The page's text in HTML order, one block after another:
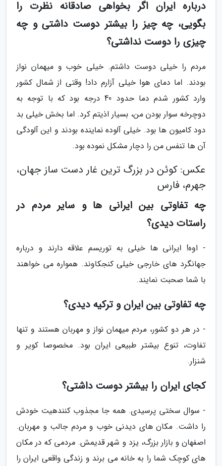
درباره ایران اگر بخواهی صادقانه نظرت را
بگویی، چه چیز را بیشتر دوست داشتی و چه
چیزی را دوست نداشتی؟
مردم را خیلی دوست داشتم. خیلی خوب و میهمان نواز
بودند. اما دمای هوا خیلی آزارم داد! وقتی از شمال کشور
وارد کشور شدم دما حدود 40 درجه بود که با توجه به
دوچرخه سوار بودن من، بسیار اذیتم کرد. اما بخش خیلی بد
دود کامیون ها بود. خیلی آلوده نماینده بودند و این آلودگی
آن ها تنفس من را دچار مشکل نموده بود.
عکس: کوئن در بزرگ ترین غار دست ساز جهان،
جهرم، فارس
چه تفاوتی بین ایرانی ها و سایر مردم در
راستات دیدی؟
- اوه! ایرانی ها خیلی به توریسم علاقه دارند و درباره
جهانگرد های خارجی خیلی کنجکاوند. همواره می خواهند
با شما صحبت نمایند.
چه تفاوتی بین ایران و ترکیه دیدی؟
- در هر دو کشور، مردم میهمان نواز و مهربان هستند و تنها
تفاوت، تنوع بیشتر طبیعی ایران بود. مخصوصا کویر و
شنزار.
کجای ایران را بیشتر دوست داشتی؟
- سوال سختی پرسیدی. همه جا مجذوب کنندهیت خودش
را داشت. مکان های دیدنی خوب و مردم جالب و مهربان.
اصفهان و بازار بزرگ، یزد و شهر قدیمش. مردمی که در مکان
های کوچک شما را به خانه می برند و زندگی واقعی ایران را